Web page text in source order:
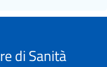
di Sanità